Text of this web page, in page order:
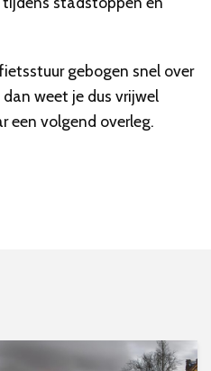
gebogen snel over
weet je dus vrijwel
een volgend overleg.